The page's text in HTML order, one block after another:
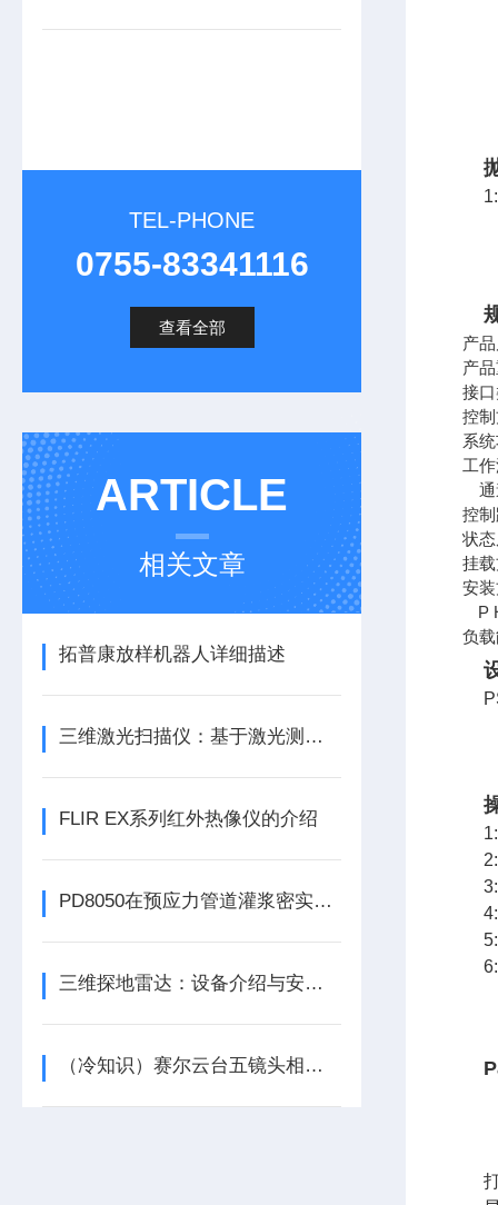
TEL-PHONE
0755-83341116
查看全部
ARTICLE
相关文章
拓普康放样机器人详细描述
三维激光扫描仪：基于激光测距的精准三维重建技术揭秘
FLIR EX系列红外热像仪的介绍
PD8050在预应力管道灌浆密实度上的应用
三维探地雷达：设备介绍与安装、使用与维护
（冷知识）赛尔云台五镜头相机居然这么厉害
产
产
接
控
系
工
控
状
挂
安
P
负